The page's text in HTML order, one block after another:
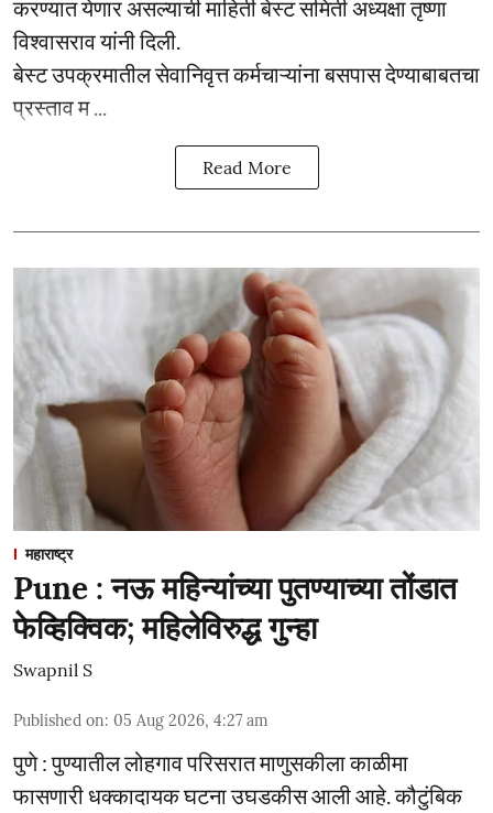
करण्यात येणार असल्याची माहिती बेस्ट समिती अध्यक्षा तृष्णा
विश्वासराव यांनी दिली.
बेस्ट उपक्रमातील सेवानिवृत्त कर्मचाऱ्यांना बसपास देण्याबाबतचा
प्रस्ताव म ...
Read More
महाराष्ट्र
Pune : नऊ महिन्यांच्या पुतण्याच्या तोंडात
फेव्हिक्विक; महिलेविरुद्ध गुन्हा
Swapnil S
Published on: 05 Aug 2026, 4:27 am
पुणे : पुण्यातील लोहगाव परिसरात माणुसकीला काळीमा
फासणारी धक्कादायक घटना उघडकीस आली आहे. कौटुंबिक